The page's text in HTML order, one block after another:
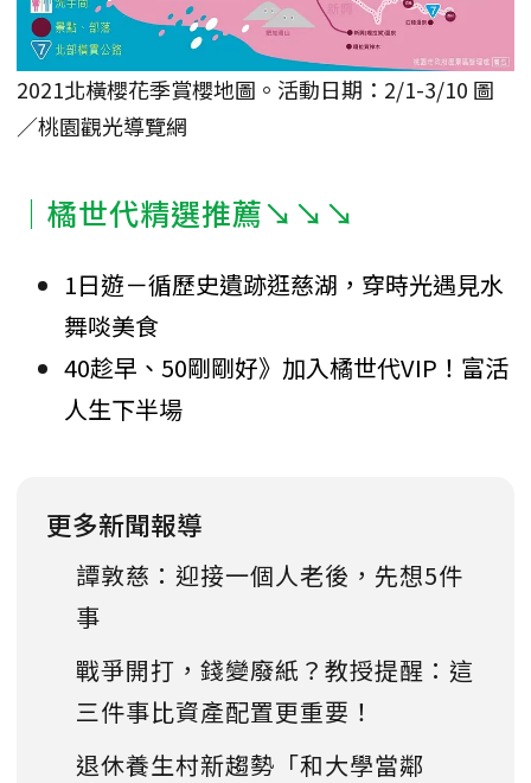
2021北橫櫻花季賞櫻地圖。活動日期：2/1-3/10 圖
／桃園觀光導覽網
｜橘世代精選推薦↘↘↘
1日遊－循歷史遺跡逛慈湖，穿時光遇見水
舞啖美食
40趁早、50剛剛好》加入橘世代VIP！富活
人生下半場
更多新聞報導
譚敦慈：迎接一個人老後，先想5件
事
戰爭開打，錢變廢紙？教授提醒：這
三件事比資產配置更重要！
退休養生村新趨勢「和大學當鄰